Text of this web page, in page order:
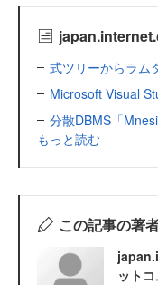
式ツリーからラム
Microsoft Visual
分散DBMS「
もっと読む
この記事の著
ットコ